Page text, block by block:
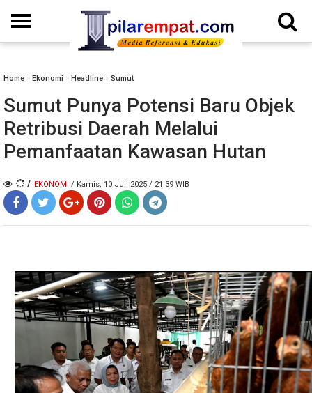
Home » Ekonomi » Headline » Sumut
Sumut Punya Potensi Baru Objek
Retribusi Daerah Melalui
Pemanfaatan Kawasan Hutan
/ EKONOMI / Kamis, 10 Juli 2025 / 21.39 WIB